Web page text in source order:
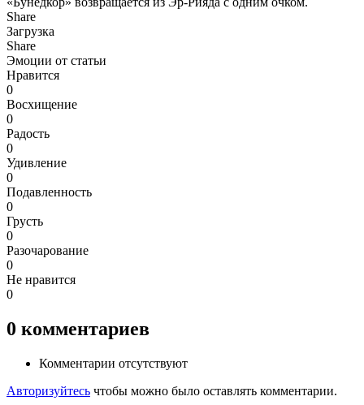
Share
Загрузка
Share
Эмоции от статьи
Нравится
0
Восхищение
0
Радость
0
Удивление
0
Подавленность
0
Грусть
0
Разочарование
0
Не нравится
0
0 комментариев
Комментарии отсутствуют
Авторизуйтесь чтобы можно было оставлять комментарии.